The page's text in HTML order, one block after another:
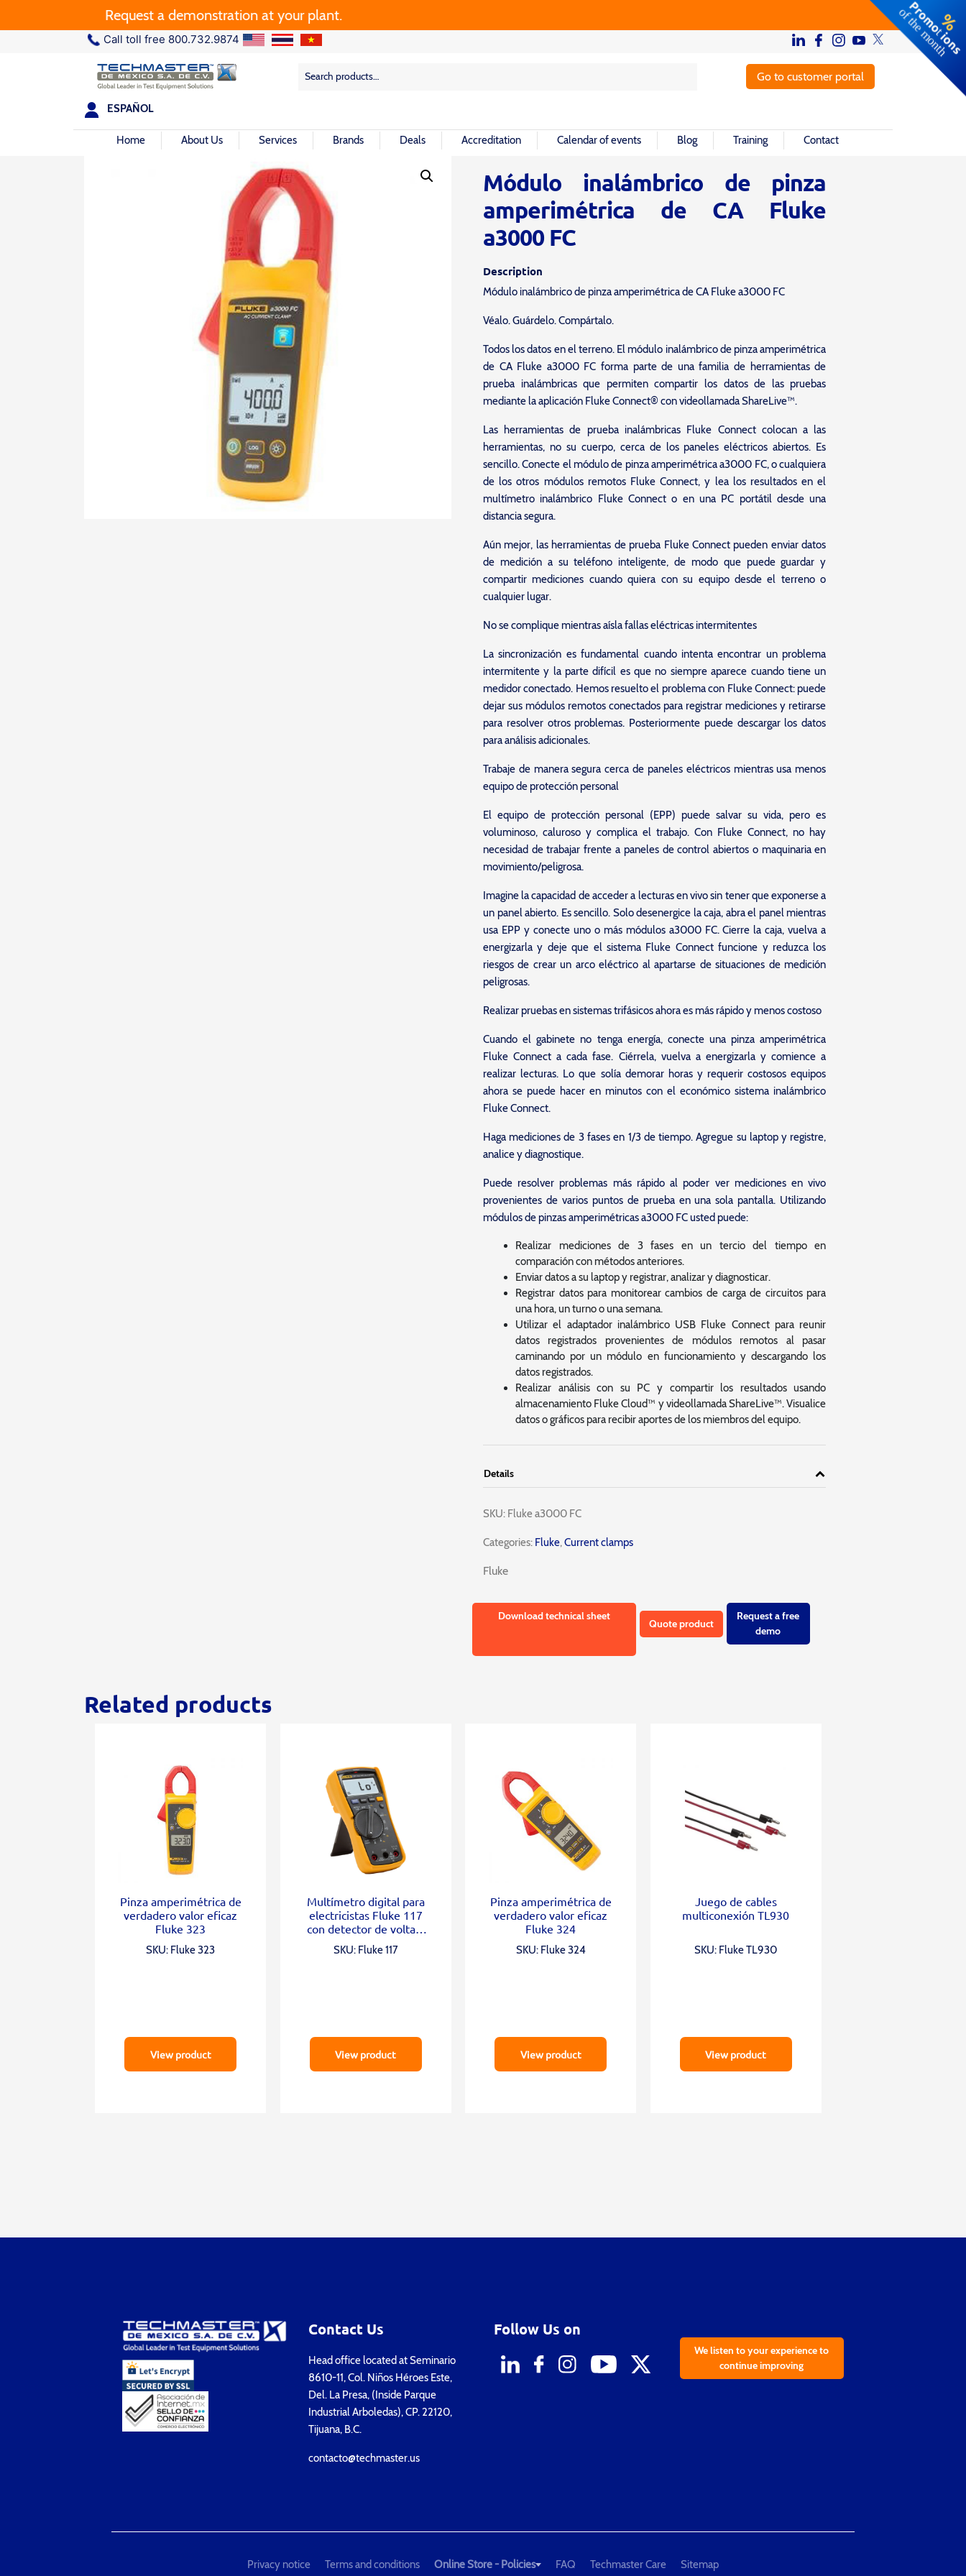
Request a demonstration at your plant.
Call toll free 800.732.9874
Search
Search Go to customer portal
ESPAÑOL
Home About Us Services Brands Deals Accreditation Calendar of events Blog Training Contact
Módulo inalámbrico de pinza
amperimétrica de CA Fluke
a3000 FC
Description
Módulo inalámbrico de pinza amperimétrica de CA Fluke a3000 FC
Véalo. Guárdelo. Compártalo.
Todos los datos en el terreno. El módulo inalámbrico de pinza amperimétrica
de CA Fluke a3000 FC forma parte de una familia de herramientas de
prueba inalámbricas que permiten compartir los datos de las pruebas
mediante la aplicación Fluke Connect® con videollamada ShareLive™.
Las herramientas de prueba inalámbricas Fluke Connect colocan a las
herramientas, no su cuerpo, cerca de los paneles eléctricos abiertos. Es
sencillo. Conecte el módulo de pinza amperimétrica a3000 FC, o cualquiera
de los otros módulos remotos Fluke Connect, y lea los resultados en el
multímetro inalámbrico Fluke Connect o en una PC portátil desde una
distancia segura.
Aún mejor, las herramientas de prueba Fluke Connect pueden enviar datos
de medición a su teléfono inteligente, de modo que puede guardar y
compartir mediciones cuando quiera con su equipo desde el terreno o
cualquier lugar.
No se complique mientras aísla fallas eléctricas intermitentes
La sincronización es fundamental cuando intenta encontrar un problema
intermitente y la parte difícil es que no siempre aparece cuando tiene un
medidor conectado. Hemos resuelto el problema con Fluke Connect: puede
dejar sus módulos remotos conectados para registrar mediciones y retirarse
para resolver otros problemas. Posteriormente puede descargar los datos
para análisis adicionales.
Trabaje de manera segura cerca de paneles eléctricos mientras usa menos
equipo de protección personal
El equipo de protección personal (EPP) puede salvar su vida, pero es
voluminoso, caluroso y complica el trabajo. Con Fluke Connect, no hay
necesidad de trabajar frente a paneles de control abiertos o maquinaria en
movimiento/peligrosa.
Imagine la capacidad de acceder a lecturas en vivo sin tener que exponerse a
un panel abierto. Es sencillo. Solo desenergice la caja, abra el panel mientras
usa EPP y conecte uno o más módulos a3000 FC. Cierre la caja, vuelva a
energizarla y deje que el sistema Fluke Connect funcione y reduzca los
riesgos de crear un arco eléctrico al apartarse de situaciones de medición
peligrosas.
Realizar pruebas en sistemas trifásicos ahora es más rápido y menos costoso
Cuando el gabinete no tenga energía, conecte una pinza amperimétrica
Fluke Connect a cada fase. Ciérrela, vuelva a energizarla y comience a
realizar lecturas. Lo que solía demorar horas y requerir costosos equipos
ahora se puede hacer en minutos con el económico sistema inalámbrico
Fluke Connect.
Haga mediciones de 3 fases en 1/3 de tiempo. Agregue su laptop y registre,
analice y diagnostique.
Puede resolver problemas más rápido al poder ver mediciones en vivo
provenientes de varios puntos de prueba en una sola pantalla. Utilizando
módulos de pinzas amperimétricas a3000 FC usted puede:
Realizar mediciones de 3 fases en un tercio del tiempo en
comparación con métodos anteriores.
Enviar datos a su laptop y registrar, analizar y diagnosticar.
Registrar datos para monitorear cambios de carga de circuitos para
una hora, un turno o una semana.
Utilizar el adaptador inalámbrico USB Fluke Connect para reunir
datos registrados provenientes de módulos remotos al pasar
caminando por un módulo en funcionamiento y descargando los
datos registrados.
Realizar análisis con su PC y compartir los resultados usando
almacenamiento Fluke Cloud™ y videollamada ShareLive™. Visualice
datos o gráficos para recibir aportes de los miembros del equipo.
Details
SKU: Fluke a3000 FC
Categories:Fluke,Current clamps
Fluke
Download technical sheet
Quote product
Request a free
demo
Related products
Pinza amperimétrica de
verdadero valor eficaz
Fluke 323
SKU: Fluke 323
View product
Multímetro digital para
electricistas Fluke 117
con detector de voltaje
sin contacto
SKU: Fluke 117
View product
Pinza amperimétrica de
verdadero valor eficaz
Fluke 324
SKU: Fluke 324
View product
Juego de cables
multiconexión TL930
SKU: Fluke TL930
View product
Contact Us
Head office located at Seminario
8610-11, Col. Niños Héroes Este,
Del. La Presa, (Inside Parque
Industrial Arboledas), CP. 22120,
Tijuana, B.C.
contacto@techmaster.us
Follow Us on
We listen to your experience to
continue improving
Privacy notice Terms and conditions Online Store - Policies FAQ Techmaster Care Sitemap